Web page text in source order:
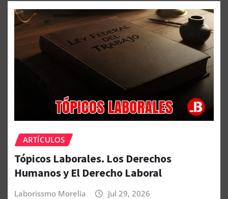
ARTÍCULOS
Tópicos Laborales. Los Derechos
Humanos y El Derecho Laboral
Laborissmo Morelia Jul 29, 2026